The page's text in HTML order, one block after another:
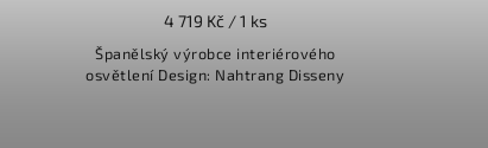
4 719 Kč / 1 ks
Španělský výrobce interiérového
osvětlení Design: Nahtrang Disseny